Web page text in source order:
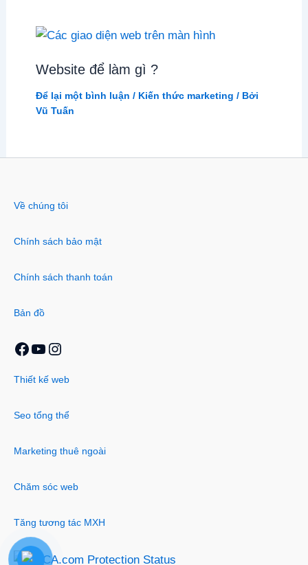
Website để làm gì ?
Để lại một bình luận / Kiến thức marketing / Bởi
Vũ Tuấn
Về chúng tôi
Chính sách bảo mật
Chính sách thanh toán
Bản đồ
Thiết kế web
Seo tổng thể
Marketing thuê ngoài
Chăm sóc web
Tăng tương tác MXH